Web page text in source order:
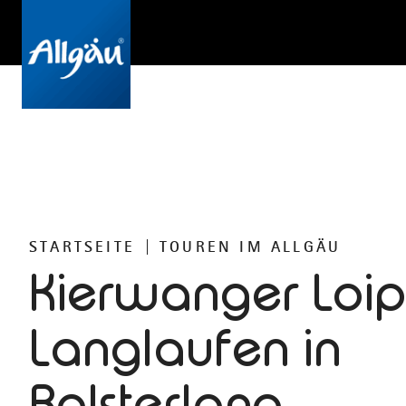
STARTSEITE TOUREN IM ALLGÄU
Kierwanger
Langlaufen in